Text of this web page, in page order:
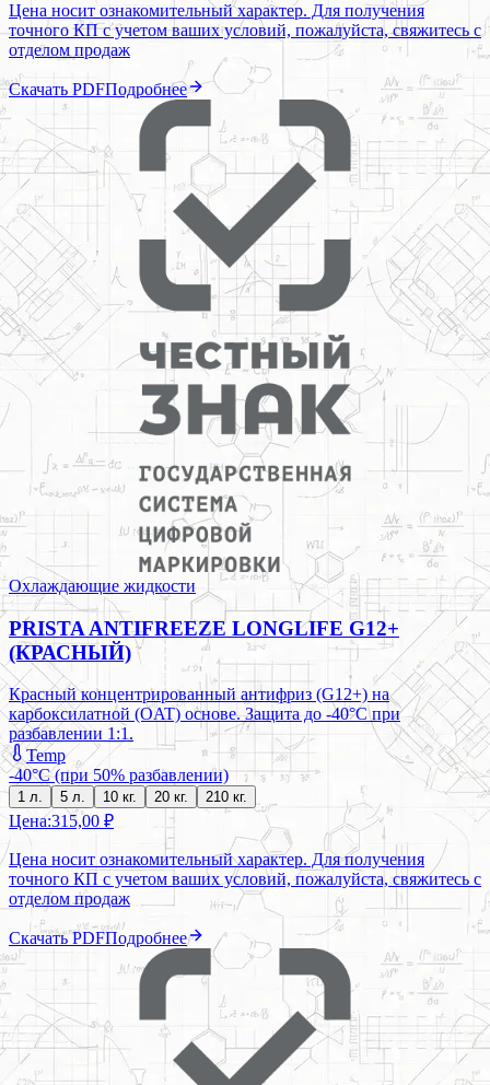
Цена носит ознакомительный характер. Для получения
точного КП с учетом ваших условий, пожалуйста, свяжитесь с
отделом продаж
Скачать PDFПодробнее
Охлаждающие жидкости
PRISTA ANTIFREEZE LONGLIFE G12+
(КРАСНЫЙ)
Красный концентрированный антифриз (G12+) на
карбоксилатной (OAT) основе. Защита до -40°C при
разбавлении 1:1.
Temp
-40°C (при 50% разбавлении)
1 л. 5 л. 10 кг. 20 кг. 210 кг.
Цена:315,00 ₽
Цена носит ознакомительный характер. Для получения
точного КП с учетом ваших условий, пожалуйста, свяжитесь с
отделом продаж
Скачать PDFПодробнее